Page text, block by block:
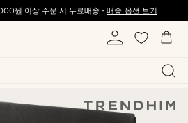
원 이상 주문 시 무료배송 -배송 옵션 보기